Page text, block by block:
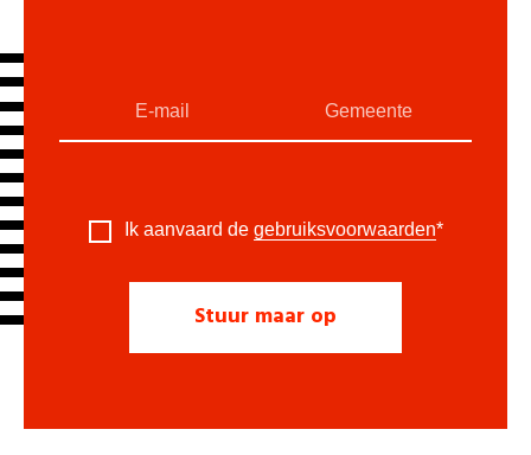
Ik aanvaard de gebruiksvoorwaarden*